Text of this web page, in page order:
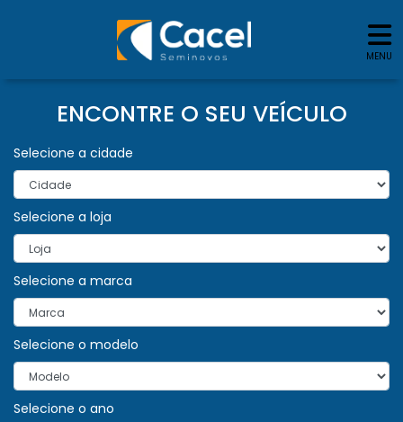
MENU
ENCONTRE O SEU VEÍCULO
Selecione a cidade
Selecione a loja
Selecione a marca
Selecione o modelo
Selecione o ano